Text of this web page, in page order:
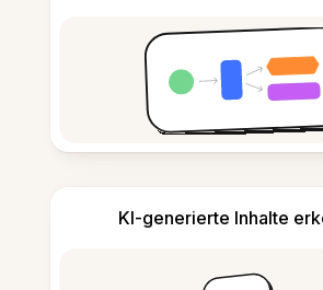
KI-generierte Inhalte